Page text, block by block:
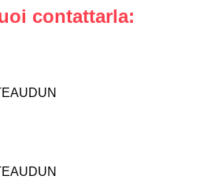
contattarla: